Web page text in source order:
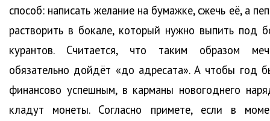
способ: написать желание на бумажке, сжечь её, а
растворить в бокале, который нужно выпить под
курантов. Считается, что таким образом
обязательно дойдёт «до адресата». А чтобы год
финансово успешным, в карманы новогоднего
кладут монеты. Согласно примете, если в